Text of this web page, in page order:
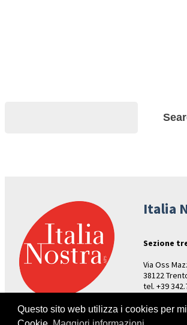
Italia
Sezione
Via Oss
38122
tel. +39
Questo sito web utilizza i cookies per